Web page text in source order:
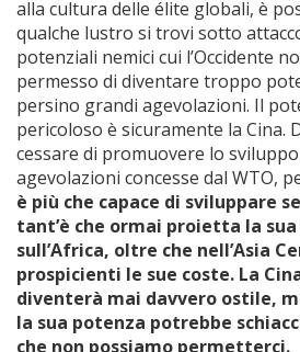
alla cultura delle élite globali, è
qualche lustro si trovi sotto
potenziali nemici cui l’Occidente
permesso di diventare troppo
persino grandi agevolazioni. Il
pericoloso è sicuramente la Cina.
cessare di promuovere lo
agevolazioni concesse dal WTO,
è più che capace di sviluppare
tant’è che ormai proietta la
sull’Africa, oltre che nell’Asia
prospicienti le sue coste. La
diventerà mai davvero ostile,
la sua potenza potrebbe
che non possiamo permetterci.